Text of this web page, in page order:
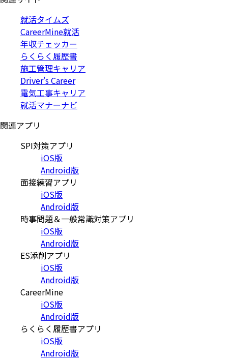
就活タイムズ
CareerMine就活
年収チェッカー
らくらく履歴書
施工管理キャリア
Driver's Career
電気工事キャリア
就活マナーナビ
関連アプリ
SPI対策アプリ
iOS版
Android版
面接練習アプリ
iOS版
Android版
時事問題＆一般常識対策アプリ
iOS版
Android版
ES添削アプリ
iOS版
Android版
CareerMine
iOS版
Android版
らくらく履歴書アプリ
iOS版
Android版